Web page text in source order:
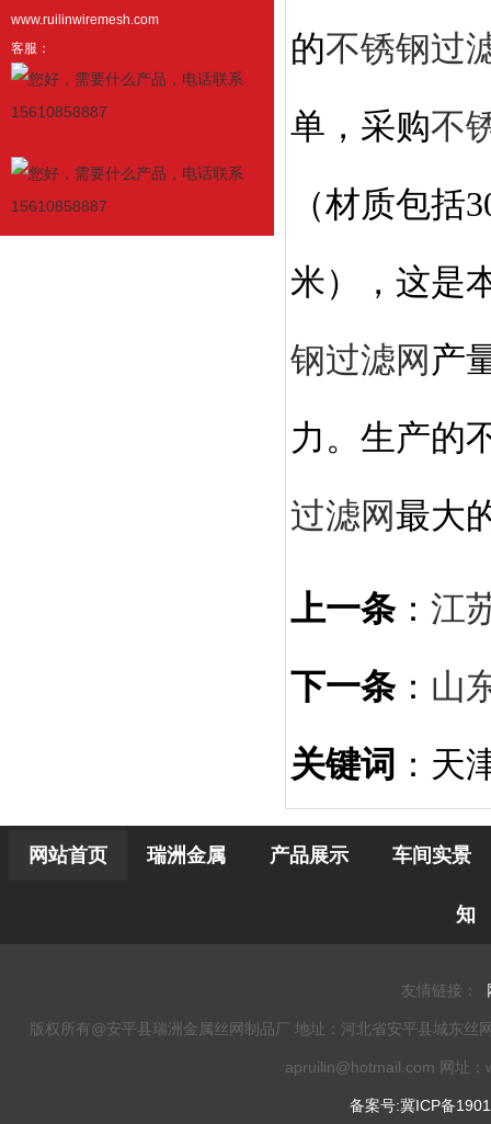
www.ruilinwiremesh.com
客服：
的不锈钢过
单，采购不
（材质包括
米），这是
钢过滤网产
力。生产的
过滤网最大
上一条： 江
下一条： 山
关键词 ：天
网站首页 瑞洲金属 产品展示 车间实景
知
友情链接：
版权所有@安平县瑞洲金属丝网制品厂 地址：河北省安平县城东
apruilin@hotmail.com 网址
备案号:冀ICP备